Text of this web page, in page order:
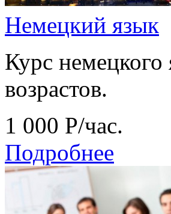
Немецкий язык
Курс немецкого
возрастов.
1 000 Р/час.
Подробнее